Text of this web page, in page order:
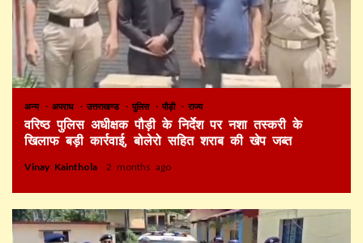
अन्य अपराध उत्तराखण्ड पुलिस पौड़ी राज्य
वरिष्ठ पुलिस अधीक्षक पौड़ी के निर्देश पर नशा तस्करी के
खिलाफ बड़ी कार्रवाई, बोलेरो सहित शराब की खेप जब्त
Vinay Kainthola 2 months ago